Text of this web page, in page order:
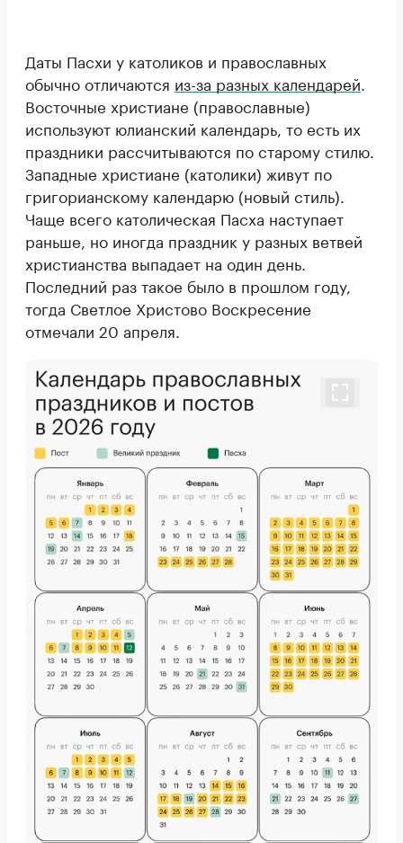
Даты Пасхи у католиков и православных
обычно отличаются из-за разных календарей
Восточные христиане (православные)
используют юлианский календарь, то есть их
праздники рассчитываются по старому стилю.
Западные христиане (католики) живут по
григорианскому календарю (новый стиль).
Чаще всего католическая Пасха наступает
раньше, но иногда праздник у разных ветвей
христианства выпадает на один день.
Последний раз такое было в прошлом году,
тогда Светлое Христово Воскресение
отмечали 20 апреля.